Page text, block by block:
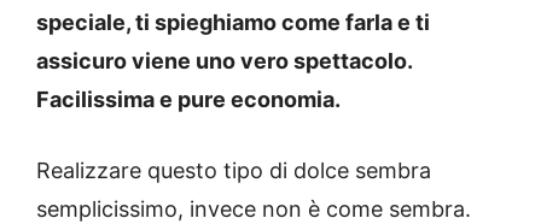
speciale, ti spieghiamo come farla e ti
assicuro viene uno vero spettacolo.
Facilissima e pure economia.
Realizzare questo tipo di dolce sembra
semplicissimo, invece non è come sembra.